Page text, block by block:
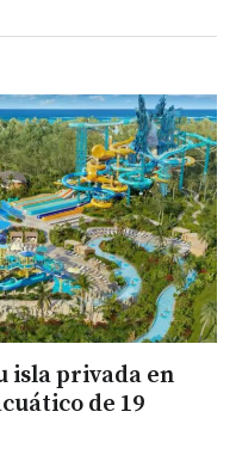
isla privada en
de 19